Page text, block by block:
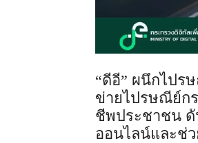
“ดีอี” ผนึกไปร
ข่ายไปรษณีย์ก
ชีพประชาชน
ออนไลน์และช่